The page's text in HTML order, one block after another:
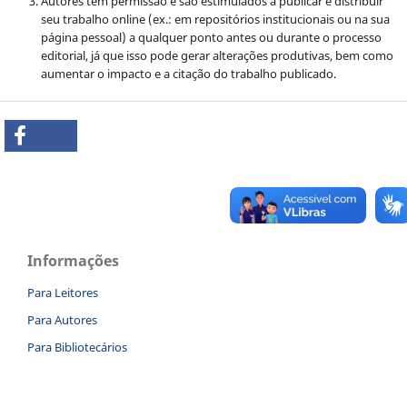
seu trabalho online (ex.: em repositórios institucionais ou na sua
página pessoal) a qualquer ponto antes ou durante o processo
editorial, já que isso pode gerar alterações produtivas, bem como
aumentar o impacto e a citação do trabalho publicado.
Informações
Para Leitores
Para Autores
Para Bibliotecários